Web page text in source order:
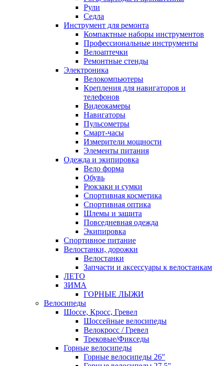
Рули
Седла
Инструмент для ремонта
Компактные наборы инструментов
Профессиональные инструменты
Велоаптечки
Ремонтные стенды
Электроника
Велокомпьютеры
Крепления для навигаторов и
телефонов
Видеокамеры
Навигаторы
Пульсометры
Смарт-часы
Измерители мощности
Элементы питания
Одежда и экипировка
Вело форма
Обувь
Рюкзаки и сумки
Спортивная косметика
Спортивная оптика
Шлемы и защита
Повседневная одежда
Экипировка
Спортивное питание
Велостанки, дорожки
Велостанки
Запчасти и аксессуары к велостанкам
ЛЕТО
ЗИМА
ГОРНЫЕ ЛЫЖИ
Велосипеды
Шоссе, Кросс, Гревел
Шоссейные велосипеды
Велокросс / Гревел
Трековые/Фикседы
Горные велосипеды
Горные велосипеды 26"